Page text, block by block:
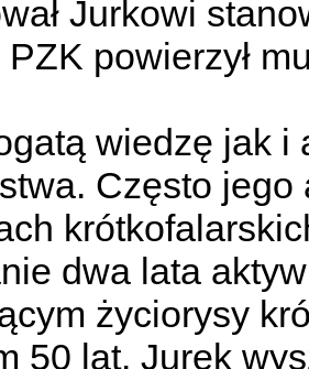
Jurkowi
PZK powierzył
wiedzę jak
Często jego
dwa lata
życiorysy
50 lat. Jurek